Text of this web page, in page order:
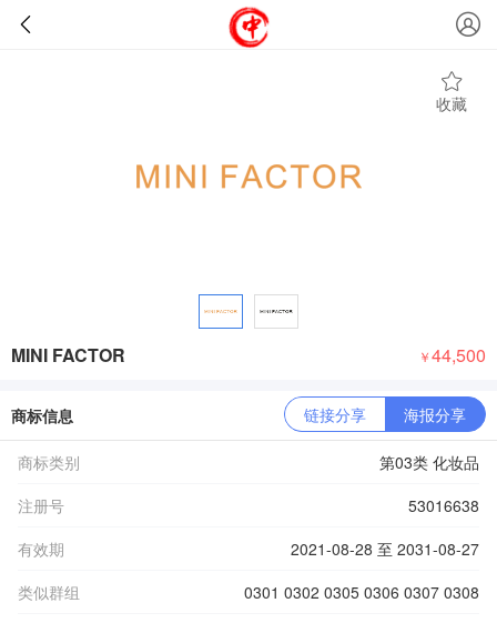
收藏
MINI FACTOR ￥44,500
商标信息 链接分享 海报分享
商标类别
第03类 化妆品
注册号
53016638
有效期
2021-08-28 至 2031-08-27
类似群组
0301 0302 0305 0306 0307 0308